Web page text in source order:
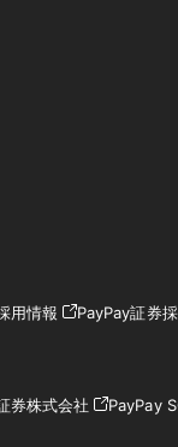
用情報 PayPay証券
券株式会社 PayPay